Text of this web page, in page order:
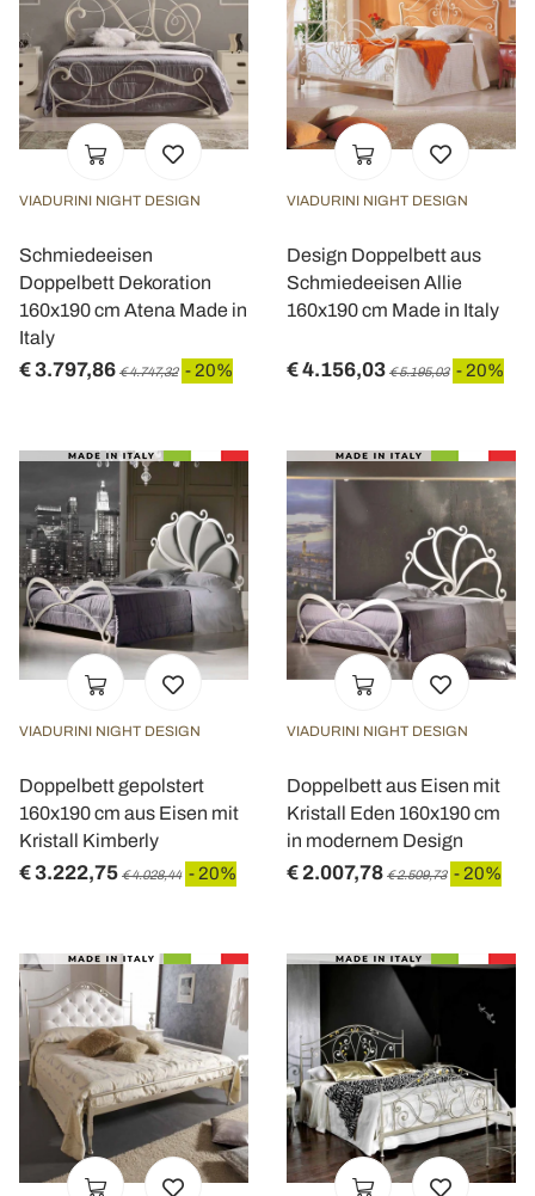
VIADURINI NIGHT DESIGN
Schmiedeeisen
Doppelbett Dekoration
160x190 cm Atena Made in
Italy
€ 3.797,86 € 4.747,32 - 20%
VIADURINI NIGHT DESIGN
Design Doppelbett aus
Schmiedeeisen Allie
160x190 cm Made in Italy
€ 4.156,03 € 5.195,03 - 20%
VIADURINI NIGHT DESIGN
Doppelbett gepolstert
160x190 cm aus Eisen mit
Kristall Kimberly
€ 3.222,75 € 4.028,44 - 20%
VIADURINI NIGHT DESIGN
Doppelbett aus Eisen mit
Kristall Eden 160x190 cm
in modernem Design
€ 2.007,78 € 2.509,73 - 20%